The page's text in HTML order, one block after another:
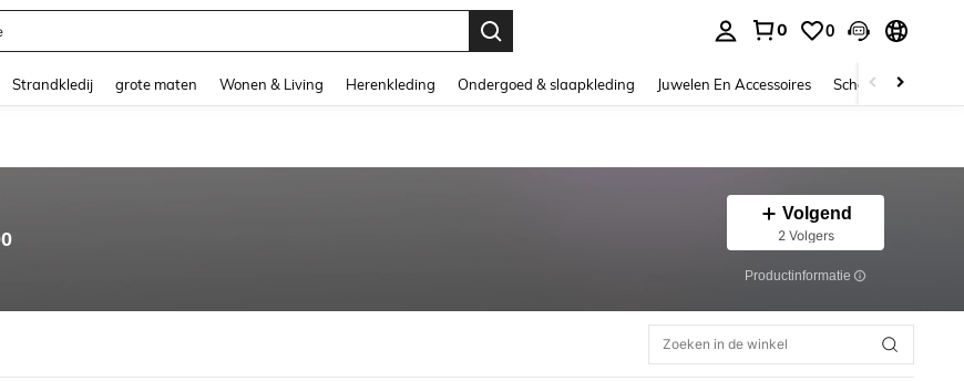
0 0
Strandkledij grote maten Wonen & Living Herenkleding Ondergoed & slaapkleding Juwelen En Accessoires Schoonheid &
Volgend
2 Volgers
Productinformatie